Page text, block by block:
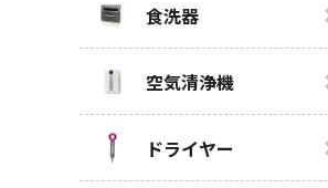
食洗器
空気清浄機
ドライヤー